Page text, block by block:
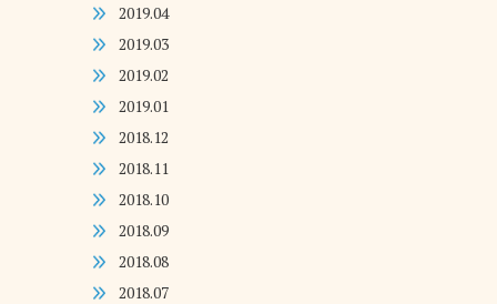
2019.04
2019.03
2019.02
2019.01
2018.12
2018.11
2018.10
2018.09
2018.08
2018.07